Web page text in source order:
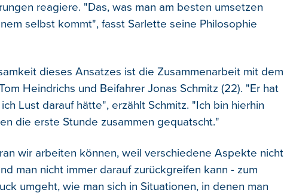
reagiere. "Das, was man am besten umsetzen
selbst kommt", fasst Sarlette seine Philosophie
dieses Ansatzes ist die Zusammenarbeit mit dem
Heindrichs und Beifahrer Jonas Schmitz (22). "Er hat
Lust darauf hätte", erzählt Schmitz. "Ich bin hierhin
die erste Stunde zusammen gequatscht."
wir arbeiten können, weil verschiedene Aspekte nicht
man nicht immer darauf zurückgreifen kann - zum
umgeht, wie man sich in Situationen, in denen man